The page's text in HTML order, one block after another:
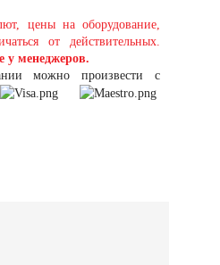
цены на оборудование,
от действительных.
у менеджеров.
можно произвести с